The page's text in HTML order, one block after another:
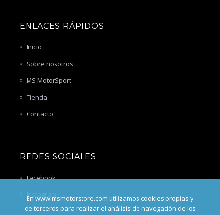
ENLACES RÁPIDOS
Inicio
Sobre nosotros
MS MotorSport
Tienda
Contacto
REDES SOCIALES
Facebook
Instagram
En www.msmotorstore.com utilizamos cookies propias y
de terceros para realizar el análisis de navegación de los